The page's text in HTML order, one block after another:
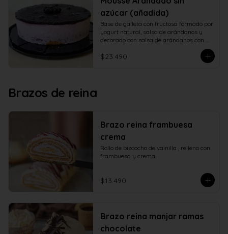
azúcar (añadida)
Base de galleta con fructosa formado por
yogurt natural, salsa de arándanos y
decorado con salsa de arándanos con
$23.490
Brazos de reina
Brazo reina frambuesa
crema
Rollo de bizcocho de vainilla , relleno con
frambuesa y crema.
$13.490
Brazo reina manjar ramas
chocolate